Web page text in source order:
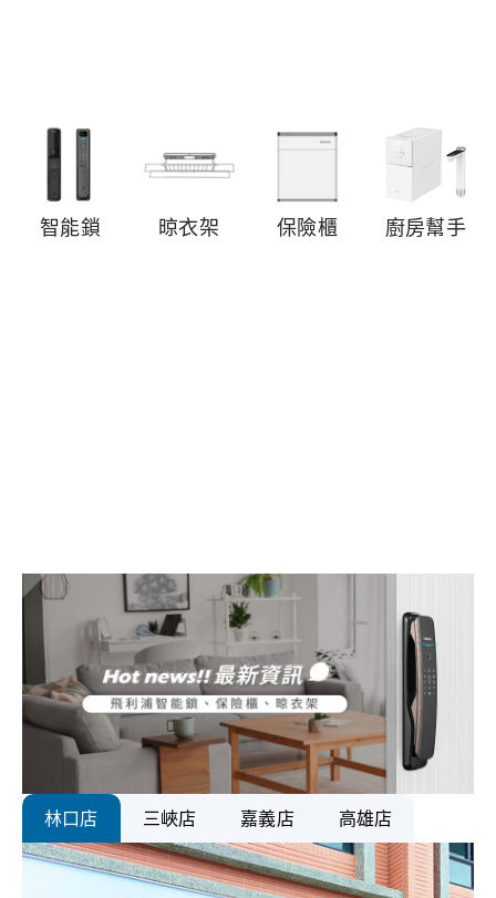
智能鎖 晾衣架 保險櫃 廚房幫手
林口店 三峽店 嘉義店 高雄店